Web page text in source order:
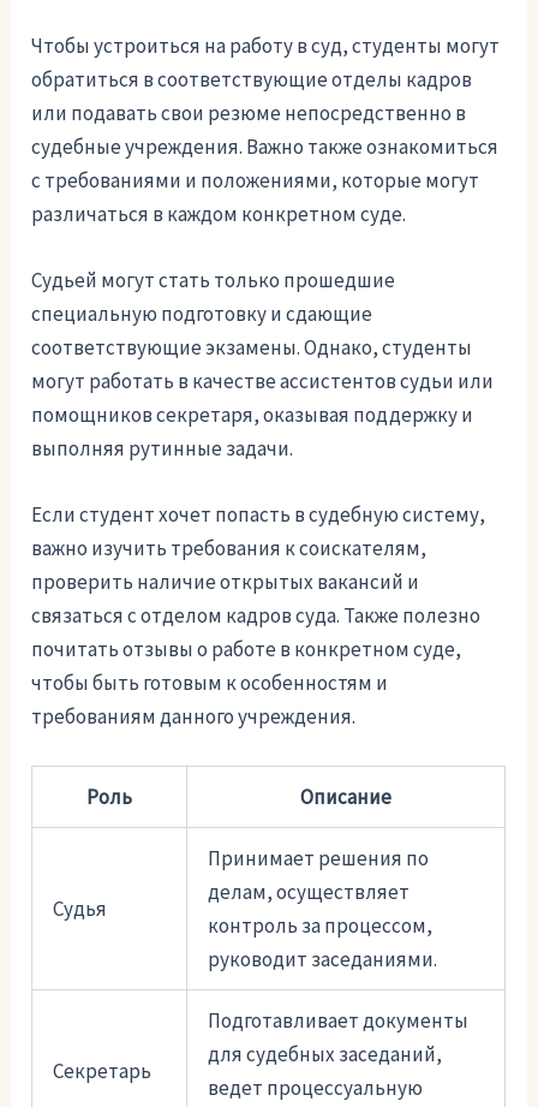
Чтобы устроиться на работу в суд, студенты могут
обратиться в соответствующие отделы кадров
или подавать свои резюме непосредственно в
судебные учреждения. Важно также ознакомиться
с требованиями и положениями, которые могут
различаться в каждом конкретном суде.
Судьей могут стать только прошедшие
специальную подготовку и сдающие
соответствующие экзамены. Однако, студенты
могут работать в качестве ассистентов судьи или
помощников секретаря, оказывая поддержку и
выполняя рутинные задачи.
Если студент хочет попасть в судебную систему,
важно изучить требования к соискателям,
проверить наличие открытых вакансий и
связаться с отделом кадров суда. Также полезно
почитать отзывы о работе в конкретном суде,
чтобы быть готовым к особенностям и
требованиям данного учреждения.
Роль Описание
Судья
Принимает решения по
делам, осуществляет
контроль за процессом,
руководит заседаниями.
Секретарь
Подготавливает документы
для судебных заседаний,
ведет процессуальную